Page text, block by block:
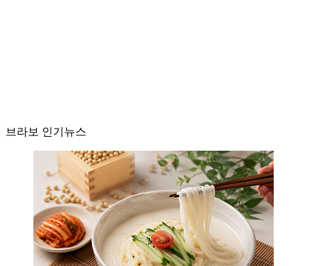
브라보 인기뉴스